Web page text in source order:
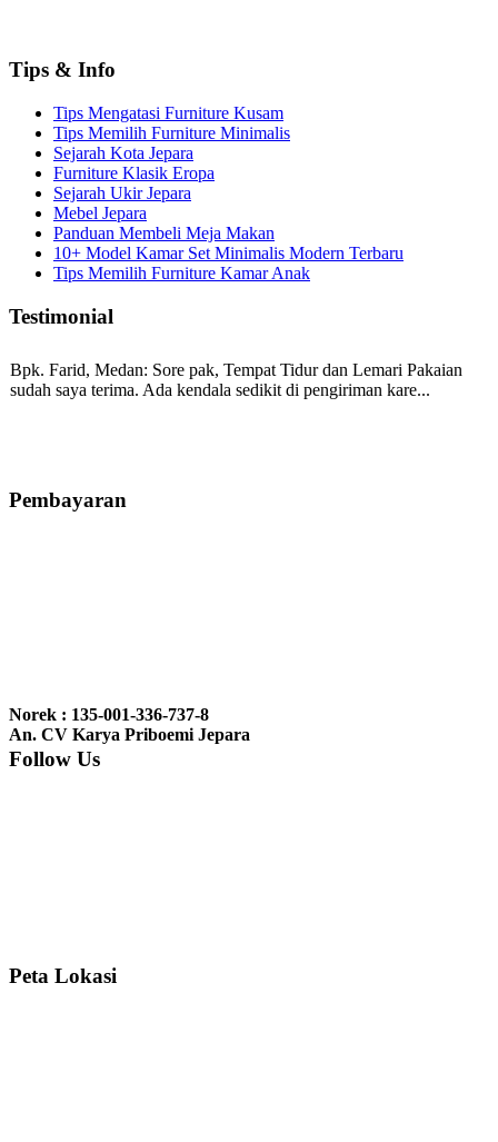
Tips & Info
Tips Mengatasi Furniture Kusam
Tips Memilih Furniture Minimalis
Sejarah Kota Jepara
Furniture Klasik Eropa
Sejarah Ukir Jepara
Mebel Jepara
Panduan Membeli Meja Makan
10+ Model Kamar Set Minimalis Modern Terbaru
Tips Memilih Furniture Kamar Anak
Testimonial
Bpk. Farid, Medan: Sore pak, Tempat Tidur dan Lemari Pakaian
sudah saya terima. Ada kendala sedikit di pengiriman kare...
bale2 dan kursi teras saya sudah saya terima dan p...
nyesel deh beli geby...
Pembayaran
Norek : 135-001-336-737-8
An. CV Karya Priboemi Jepara
Follow Us
Peta Lokasi